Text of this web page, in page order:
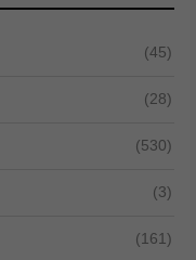
(45)
(28)
(530)
(3)
(161)